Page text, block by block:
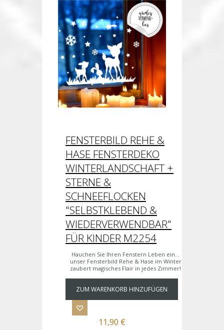
FENSTERBILD REHE &
HASE FENSTERDEKO
WINTERLANDSCHAFT +
STERNE &
SCHNEEFLOCKEN
"SELBSTKLEBEND &
WIEDERVERWENDBAR"
FÜR KINDER M2254
Hauchen Sie Ihren Fenstern Leben ein...
unser Fensterbild Rehe & Hase im Winter
zaubert magisches Flair in jedes Zimmer!
ZUM WARENKORB HINZUFÜGEN
11,90 €